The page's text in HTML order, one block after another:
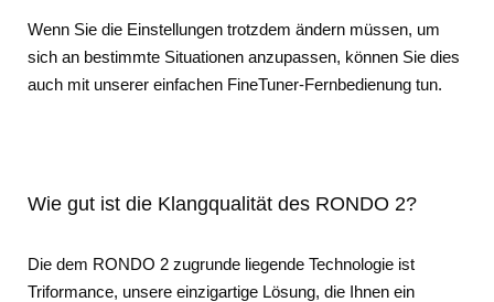
Wenn Sie die Einstellungen trotzdem ändern müssen, um
sich an bestimmte Situationen anzupassen, können Sie dies
auch mit unserer einfachen FineTuner-Fernbedienung tun.
Wie gut ist die Klangqualität des RONDO 2?
Die dem RONDO 2 zugrunde liegende Technologie ist
Triformance, unsere einzigartige Lösung, die Ihnen ein